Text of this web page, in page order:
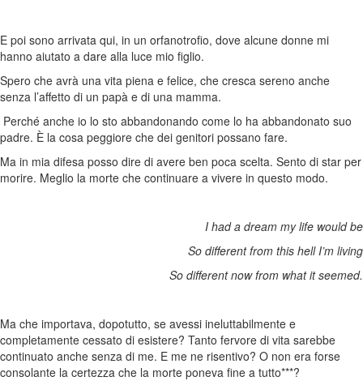
E poi sono arrivata qui, in un orfanotrofio, dove alcune donne mi
hanno aiutato a dare alla luce mio figlio.
Spero che avrà una vita piena e felice, che cresca sereno anche
senza l’affetto di un papà e di una mamma.
Perché anche io lo sto abbandonando come lo ha abbandonato suo
padre. È la cosa peggiore che dei genitori possano fare.
Ma in mia difesa posso dire di avere ben poca scelta. Sento di star per
morire. Meglio la morte che continuare a vivere in questo modo.
I had a dream my life would be
So different from this hell I’m living
So different now from what it seemed.
Ma che importava, dopotutto, se avessi ineluttabilmente e
completamente cessato di esistere? Tanto fervore di vita sarebbe
continuato anche senza di me. E me ne risentivo? O non era forse
consolante la certezza che la morte poneva fine a tutto***?